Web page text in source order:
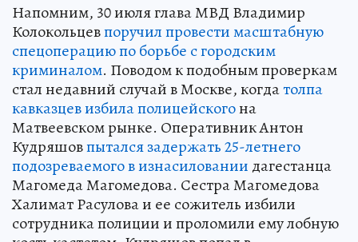
Напомним, 30 июля глава МВД Владимир
Колокольцевпоручил провести масштабную
спецоперацию по борьбе с городским
криминалом. Поводом к подобным проверкам
стал недавний случай в Москве, когдатолпа
кавказцев избила полицейскогона
Матвеевском рынке. Оперативник Антон
Кудряшовпытался задержать 25-летнего
подозреваемого в изнасиловании дагестанца
Магомеда Магомедова. Сестра Магомедова
Халимат Расулова и ее сожитель избили
сотрудника полиции и проломили ему лобную